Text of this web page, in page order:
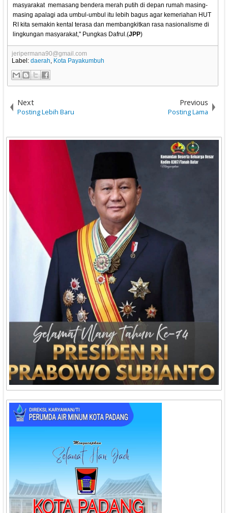
masyarakat memasang bendera merah putih di depan rumah masing-
masing apalagi ada umbul-umbul itu lebih bagus agar kemeriahan HUT
RI kita semakin kental terasa dan membangkitkan rasa nasionalisme di
lingkungan masyarakat," Pungkas Dafrul.(JPP)
jeripermana90@gmail.com
Label:daerah, Kota Payakumbuh
Next
Posting Lebih Baru
Previous
Posting Lama